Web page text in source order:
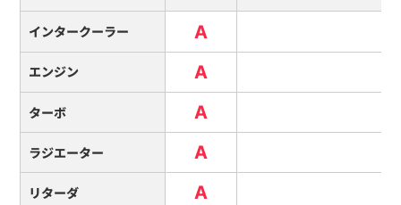
インタークーラー A
エンジン A
ターボ A
ラジエーター A
リターダ A